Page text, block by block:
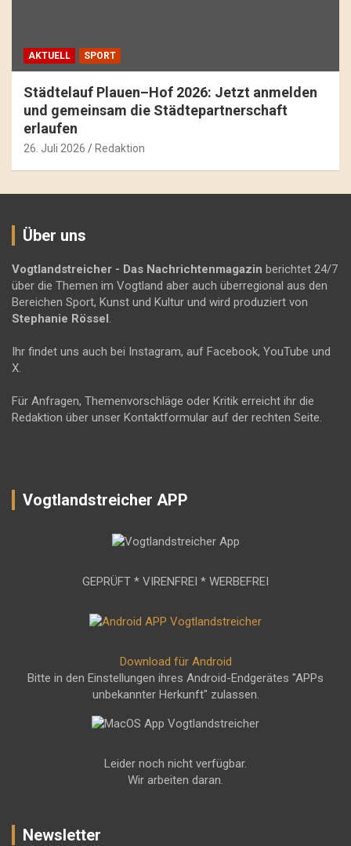
AKTUELL SPORT
Städtelauf Plauen–Hof 2026: Jetzt anmelden
und gemeinsam die Städtepartnerschaft
erlaufen
26. Juli 2026 Redaktion
Über uns
Vogtlandstreicher - Das Nachrichtenmagazin berichtet 24/7
über die Themen im Vogtland aber auch überregional aus den
Bereichen Sport, Kunst und Kultur und wird produziert von
Stephanie Rössel.
Ihr findet uns auch bei Instagram, auf Facebook, YouTube und
X.
Für Anfragen, Themenvorschläge oder Kritik erreicht ihr die
Redaktion über unser Kontaktformular auf der rechten Seite.
Vogtlandstreicher APP
GEPRÜFT * VIRENFREI * WERBEFREI
Download für Android
Bitte in den Einstellungen ihres Android-Endgerätes "APPs
unbekannter Herkunft" zulassen.
Leider noch nicht verfügbar.
Wir arbeiten daran.
Newsletter